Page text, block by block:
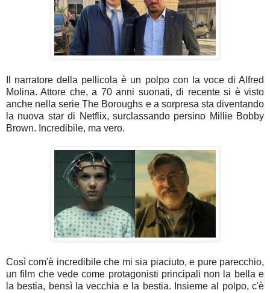
Il narratore della pellicola è un polpo con la voce di Alfred
Molina. Attore che, a 70 anni suonati, di recente si è visto
anche nella serie The Boroughs e a sorpresa sta diventando
la nuova star di Netflix, surclassando persino Millie Bobby
Brown. Incredibile, ma vero.
Così com'è incredibile che mi sia piaciuto, e pure parecchio,
un film che vede come protagonisti principali non la bella e
la bestia, bensì la vecchia e la bestia. Insieme al polpo, c'è